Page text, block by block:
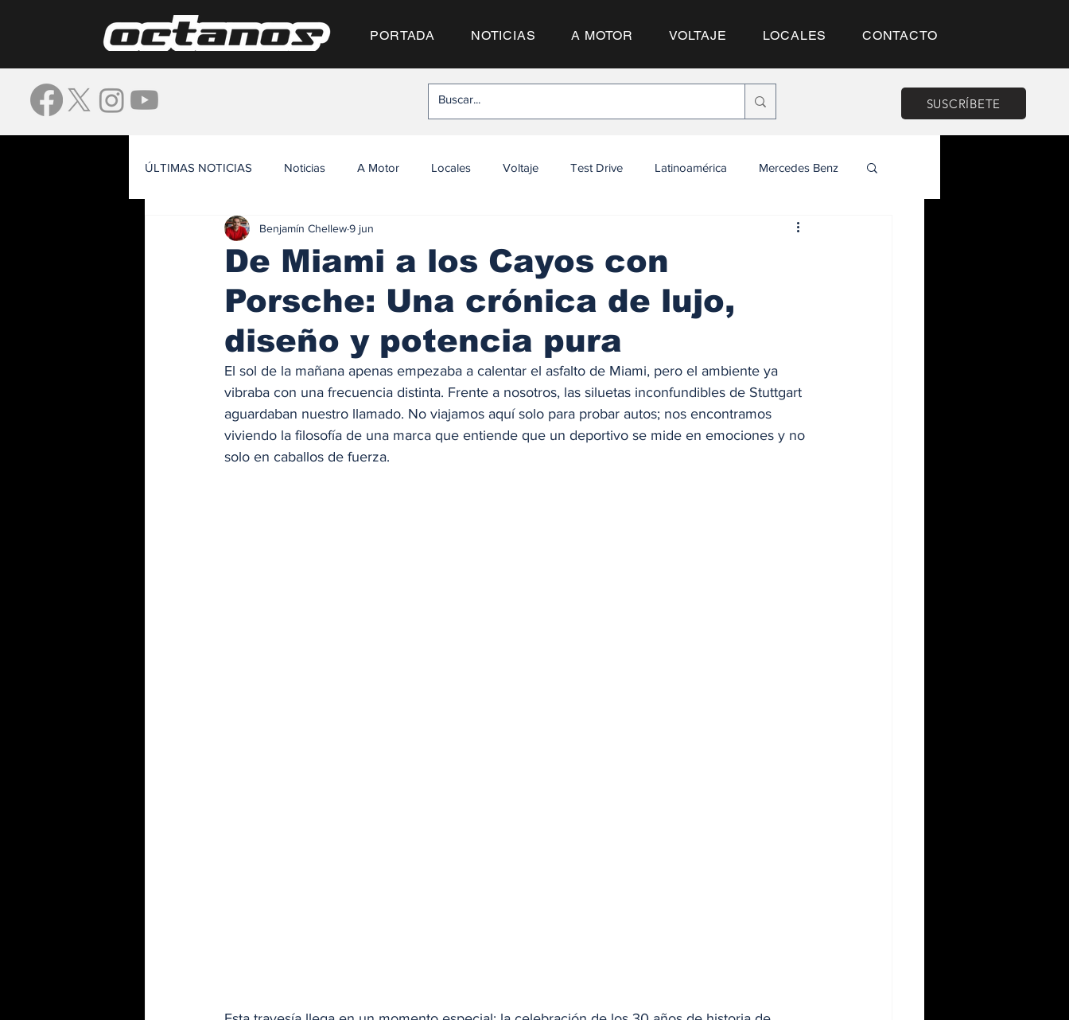
PORTADA NOTICIAS A MOTOR VOLTAJE LOCALES CONTACTO
SUSCRÍBETE
ÚLTIMAS NOTICIAS Noticias A Motor Locales Voltaje Test Drive Latinoamérica Mercedes Benz
De Miami a los Cayos con
Porsche: Una crónica de lujo,
diseño y potencia pura
Benjamín Chellew9 jun
El sol de la mañana apenas empezaba a calentar el asfalto de Miami, pero el ambiente ya
vibraba con una frecuencia distinta. Frente a nosotros, las siluetas inconfundibles de Stuttgart
aguardaban nuestro llamado. No viajamos aquí solo para probar autos; nos encontramos
viviendo la filosofía de una marca que entiende que un deportivo se mide en emociones y no
solo en caballos de fuerza.